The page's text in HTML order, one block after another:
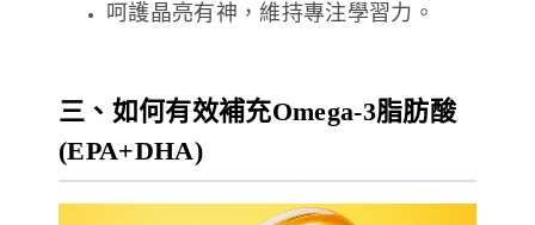
呵護晶亮有神，維持專注學習力。
三、如何有效補充Omega-3脂肪酸
(EPA+DHA)